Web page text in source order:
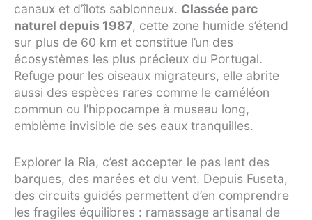
canaux et d’îlots sablonneux. Classée parc
naturel depuis 1987, cette zone humide s’étend
sur plus de 60 km et constitue l’un des
écosystèmes les plus précieux du Portugal.
Refuge pour les oiseaux migrateurs, elle abrite
aussi des espèces rares comme le caméléon
commun ou l’hippocampe à museau long,
emblème invisible de ses eaux tranquilles.
Explorer la Ria, c’est accepter le pas lent des
barques, des marées et du vent. Depuis Fuseta,
des circuits guidés permettent d’en comprendre
les fragiles équilibres : ramassage artisanal de